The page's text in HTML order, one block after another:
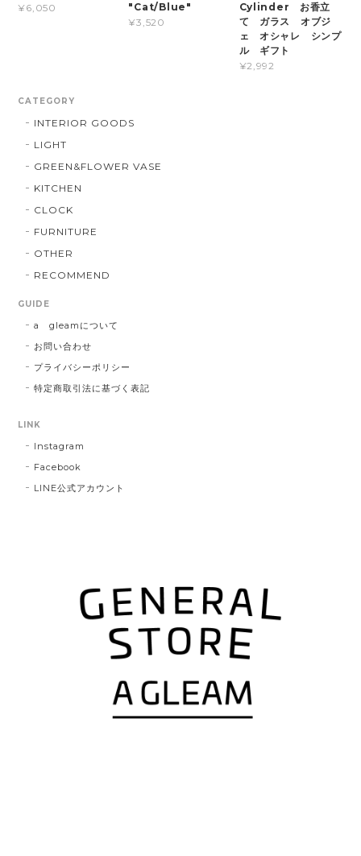
¥6,050
"Cat/Blue"
¥3,520
Cylinder お香立
て ガラス オブジ
ェ オシャレ シンプ
ル ギフト
¥2,992
CATEGORY
INTERIOR GOODS
LIGHT
GREEN&FLOWER VASE
KITCHEN
CLOCK
FURNITURE
OTHER
RECOMMEND
GUIDE
a gleamについて
お問い合わせ
プライバシーポリシー
特定商取引法に基づく表記
LINK
Instagram
Facebook
LINE公式アカウント